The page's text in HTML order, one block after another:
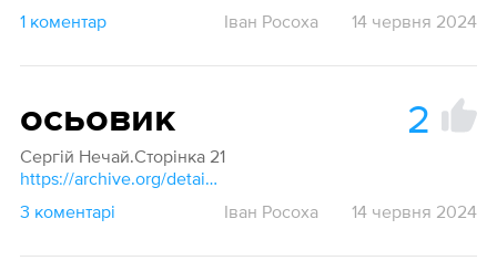
1 коментар
Іван Росоха 14 червня 2024
осьовик 2
Сергій Нечай.Сторінка 21
https://archive.org/details/inshnaz2003/page/20/mode/1up?q=Сколія
3 коментарі
Іван Росоха 14 червня 2024